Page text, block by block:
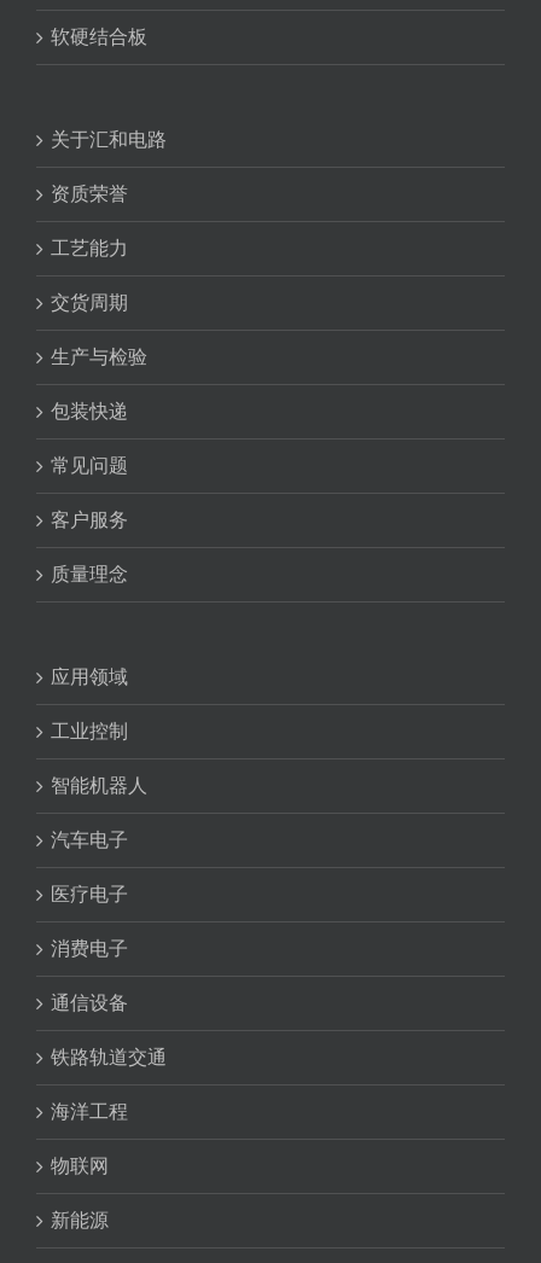
软硬结合板
关于汇和电路
资质荣誉
工艺能力
交货周期
生产与检验
包装快递
常见问题
客户服务
质量理念
应用领域
工业控制
智能机器人
汽车电子
医疗电子
消费电子
通信设备
铁路轨道交通
海洋工程
物联网
新能源